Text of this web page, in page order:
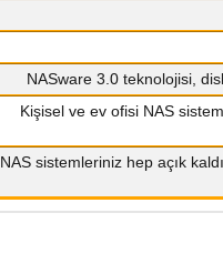
NASware 3.0 teknolojisi,
Kişisel ve ev ofisi NAS
NAS sistemleriniz hep açık